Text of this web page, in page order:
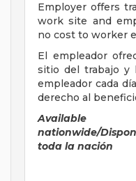
Employer offers
work site and
no cost to worker
El empleador
sitio del trabajo y
empleador cada
derecho al
nationwide/
toda la nación